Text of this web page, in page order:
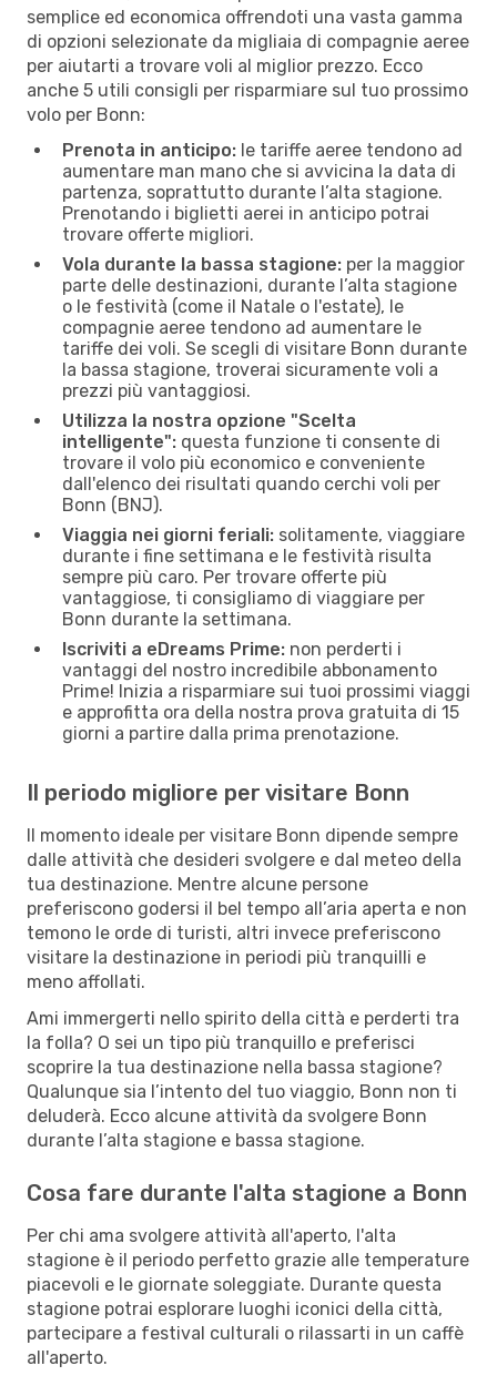
semplice ed economica offrendoti una vasta gamma
di opzioni selezionate da migliaia di compagnie aeree
per aiutarti a trovare voli al miglior prezzo. Ecco
anche 5 utili consigli per risparmiare sul tuo prossimo
volo per Bonn:
Prenota in anticipo: le tariffe aeree tendono ad
aumentare man mano che si avvicina la data di
partenza, soprattutto durante l’alta stagione.
Prenotando i biglietti aerei in anticipo potrai
trovare offerte migliori.
Vola durante la bassa stagione: per la maggior
parte delle destinazioni, durante l’alta stagione
o le festività (come il Natale o l'estate), le
compagnie aeree tendono ad aumentare le
tariffe dei voli. Se scegli di visitare Bonn durante
la bassa stagione, troverai sicuramente voli a
prezzi più vantaggiosi.
Utilizza la nostra opzione "Scelta
intelligente": questa funzione ti consente di
trovare il volo più economico e conveniente
dall'elenco dei risultati quando cerchi voli per
Bonn (BNJ).
Viaggia nei giorni feriali: solitamente, viaggiare
durante i fine settimana e le festività risulta
sempre più caro. Per trovare offerte più
vantaggiose, ti consigliamo di viaggiare per
Bonn durante la settimana.
Iscriviti a eDreams Prime: non perderti i
vantaggi del nostro incredibile abbonamento
Prime! Inizia a risparmiare sui tuoi prossimi viaggi
e approfitta ora della nostra prova gratuita di 15
giorni a partire dalla prima prenotazione.
Il periodo migliore per visitare Bonn
Il momento ideale per visitare Bonn dipende sempre
dalle attività che desideri svolgere e dal meteo della
tua destinazione. Mentre alcune persone
preferiscono godersi il bel tempo all’aria aperta e non
temono le orde di turisti, altri invece preferiscono
visitare la destinazione in periodi più tranquilli e
meno affollati.
Ami immergerti nello spirito della città e perderti tra
la folla? O sei un tipo più tranquillo e preferisci
scoprire la tua destinazione nella bassa stagione?
Qualunque sia l’intento del tuo viaggio, Bonn non ti
deluderà. Ecco alcune attività da svolgere Bonn
durante l’alta stagione e bassa stagione.
Cosa fare durante l'alta stagione a Bonn
Per chi ama svolgere attività all'aperto, l'alta
stagione è il periodo perfetto grazie alle temperature
piacevoli e le giornate soleggiate. Durante questa
stagione potrai esplorare luoghi iconici della città,
partecipare a festival culturali o rilassarti in un caffè
all'aperto.